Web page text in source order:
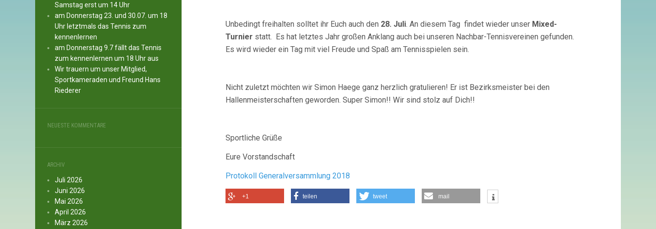
Samstag erst um 14 Uhr
am Donnerstag 23. und 30.07. um 18
Uhr letztmals das Tennis zum
kennenlernen
am Donnerstag 9.7 fällt das Tennis
zum kennenlernen um 18 Uhr aus
Wir trauern um unser Mitglied,
Sportkameraden und Freund Hans
Riederer
NEUESTE KOMMENTARE
ARCHIV
Juli 2026
Juni 2026
Mai 2026
April 2026
März 2026
Unbedingt freihalten solltet ihr Euch auch den 28. Juli. An diesem Tag findet wieder unser Mixed-
Turnier statt. Es hat letztes Jahr großen Anklang auch bei unseren Nachbar-Tennisvereinen gefunden.
Es wird wieder ein Tag mit viel Freude und Spaß am Tennisspielen sein.
Nicht zuletzt möchten wir Simon Haege ganz herzlich gratulieren! Er ist Bezirksmeister bei den
Hallenmeisterschaften geworden. Super Simon!! Wir sind stolz auf Dich!!
Sportliche Grüße
Eure Vorstandschaft
Protokoll Generalversammlung 2018
+1 teilen tweet mail